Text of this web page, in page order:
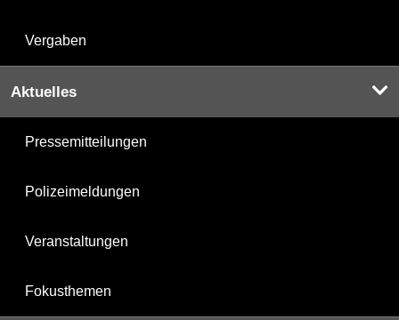
Vergaben
Aktuelles
Pressemitteilungen
Polizeimeldungen
Veranstaltungen
Fokusthemen